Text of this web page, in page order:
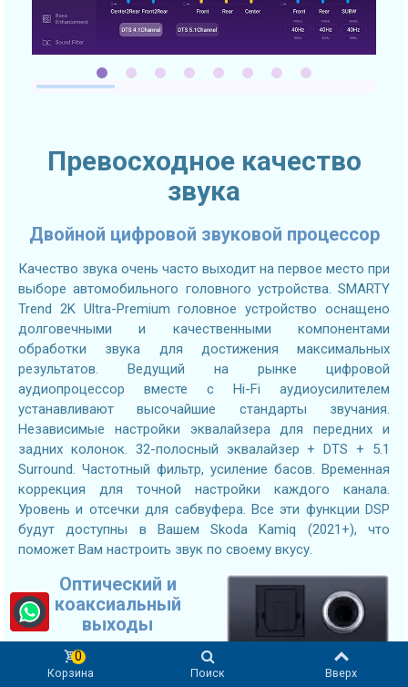
Превосходное качество
звука
Двойной цифровой звуковой процессор
Качество звука очень часто выходит на первое место при
выборе автомобильного головного устройства. SMARTY
Trend 2K Ultra-Premium головное устройство оснащено
долговечными и качественными компонентами
обработки звука для достижения максимальных
результатов. Ведущий на рынке цифровой
аудиопроцессор вместе с Hi-Fi аудиоусилителем
устанавливают высочайшие стандарты звучания.
Независимые настройки эквалайзера для передних и
задних колонок. 32-полосный эквалайзер + DTS + 5.1
Surround. Частотный фильтр, усиление басов. Временная
коррекция для точной настройки каждого канала.
Уровень и отсечки для сабвуфера. Все эти функции DSP
будут доступны в Вашем Skoda Kamiq (2021+), что
поможет Вам настроить звук по своему вкусу.
Оптический и
коаксиальный
выходы
Подключайте DSP-усилители
нового поколения с помощью оптического или
Корзина
0
Поиск Вверх